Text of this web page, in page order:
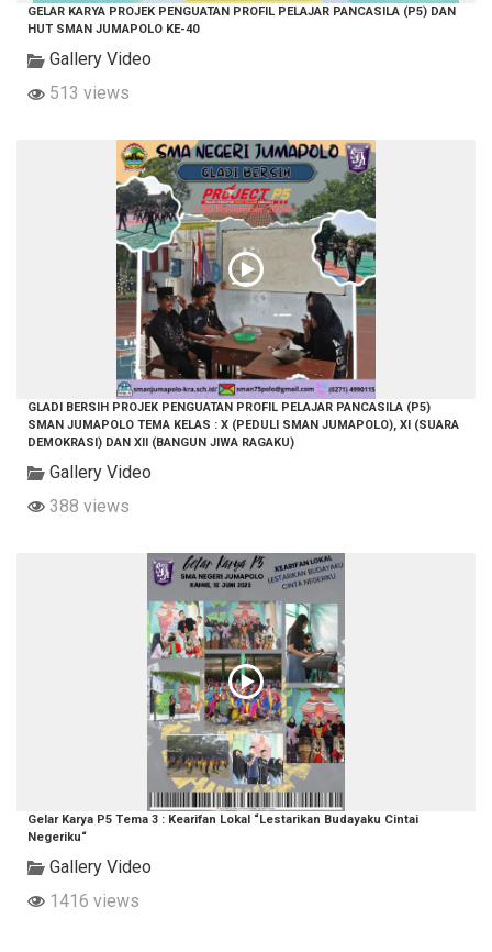
GELAR KARYA PROJEK PENGUATAN PROFIL PELAJAR PANCASILA (P5) DAN
HUT SMAN JUMAPOLO KE-40
Gallery Video
513 views
GLADI BERSIH PROJEK PENGUATAN PROFIL PELAJAR PANCASILA (P5)
SMAN JUMAPOLO TEMA KELAS : X (PEDULI SMAN JUMAPOLO), XI (SUARA
DEMOKRASI) DAN XII (BANGUN JIWA RAGAKU)
Gallery Video
388 views
Gelar Karya P5 Tema 3 : Kearifan Lokal “Lestarikan Budayaku Cintai
Negeriku“
Gallery Video
1416 views